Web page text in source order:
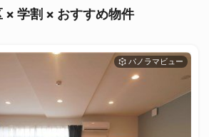
× 学割 × おすすめ物件